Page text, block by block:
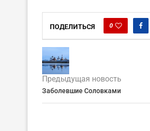
ПОДЕЛИТЬСЯ 0
Предыдущая новость
Заболевшие Соловками